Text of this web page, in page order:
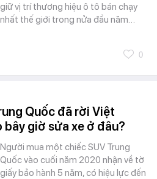
giữ vị trí thương hiệu ô tô bán chạy
nhất thế giới trong nửa đầu năm…
0
Quốc đã rời Việt
bây giờ sửa xe ở đâu?
Người mua một chiếc SUV Trung
Quốc vào cuối năm 2020 nhận về tờ
giấy bảo hành 5 năm, có hiệu lực đến